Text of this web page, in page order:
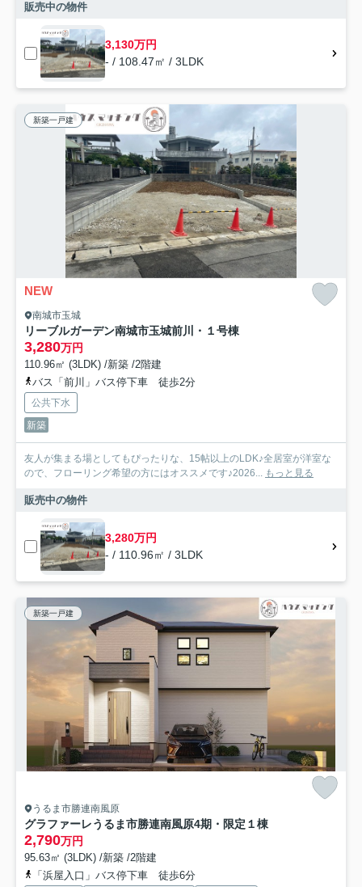
販売中の物件
3,130万円
- / 108.47㎡ / 3LDK
新築一戸建
NEW
南城市玉城
リーブルガーデン南城市玉城前川・１号棟
3,280万円
110.96㎡ (3LDK) /新築 /2階建
バス「前川」バス停下車 徒歩2分
公共下水
新築
友人が集まる場としてもぴったりな、15帖以上のLDK♪全居室が洋室な
ので、フローリング希望の方にはオススメです♪2026... もっと見る
販売中の物件
3,280万円
- / 110.96㎡ / 3LDK
新築一戸建
うるま市勝連南風原
グラファーレうるま市勝連南風原4期・限定１棟
2,790万円
95.63㎡ (3LDK) /新築 /2階建
「浜屋入口」バス停下車 徒歩6分